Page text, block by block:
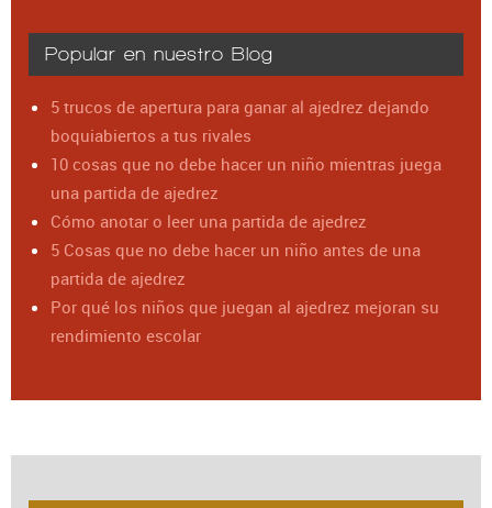
Popular en nuestro Blog
5 trucos de apertura para ganar al ajedrez dejando
boquiabiertos a tus rivales
10 cosas que no debe hacer un niño mientras juega
una partida de ajedrez
Cómo anotar o leer una partida de ajedrez
5 Cosas que no debe hacer un niño antes de una
partida de ajedrez
Por qué los niños que juegan al ajedrez mejoran su
rendimiento escolar